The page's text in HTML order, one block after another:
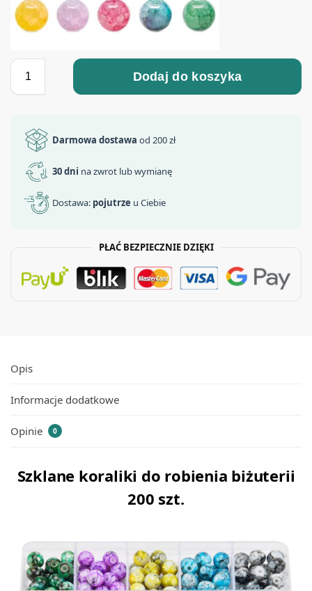
Dodaj do koszyka
Darmowa dostawa od 200 zł
30 dni na zwrot lub wymianę
Dostawa: pojutrze u Ciebie
PŁAĆ BEZPIECZNIE DZIĘKI
Opis
Informacje dodatkowe
Opinie 0
Szklane koraliki do robienia biżuterii
200 szt.